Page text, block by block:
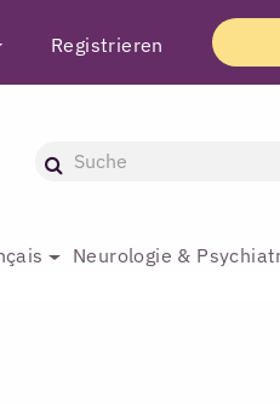
Registrieren
Neurologie &